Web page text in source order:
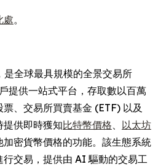
處。
是全球最具規模的全景交易所
提供一站式平台，存取數以百萬
、交易所買賣基金 (ETF) 以及
供即時獲知比特幣價格、 以太坊
加密貨幣價格的功能。該生態系統
交易，提供由 AI 驅動的交易工